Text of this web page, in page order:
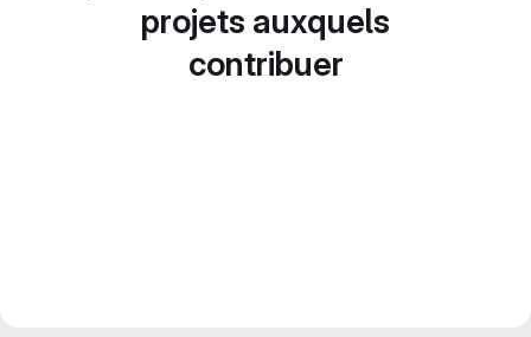
projets auxquels
contribuer